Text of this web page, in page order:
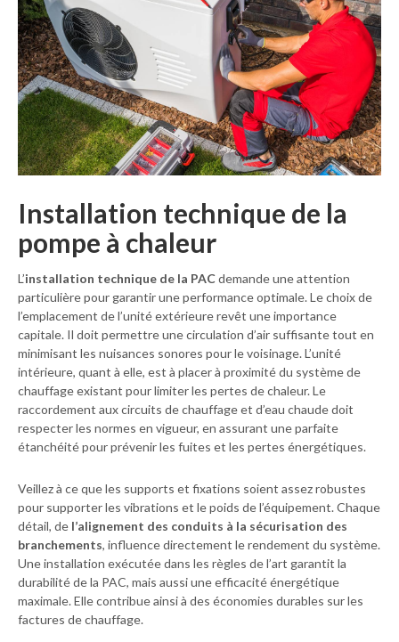
Installation technique de la
pompe à chaleur
L’installation technique de la PACdemande une attention
particulière pour garantir une performance optimale. Le choix de
l’emplacement de l’unité extérieure revêt une importance
capitale. Il doit permettre une circulation d’air suffisante tout en
minimisant les nuisances sonores pour le voisinage. L’unité
intérieure, quant à elle, est à placer à proximité du système de
chauffage existant pour limiter les pertes de chaleur. Le
raccordement aux circuits de chauffage et d’eau chaude doit
respecter les normes en vigueur, en assurant une parfaite
étanchéité pour prévenir les fuites et les pertes énergétiques.
Veillez à ce que les supports et fixations soient assez robustes
pour supporter les vibrations et le poids de l’équipement. Chaque
détail, de l’alignement des conduits à la sécurisation des
branchements, influence directement le rendement du système.
Une installation exécutée dans les règles de l’art garantit la
durabilité de la PAC, mais aussi une efficacité énergétique
maximale. Elle contribue ainsi à des économies durables sur les
factures de chauffage.